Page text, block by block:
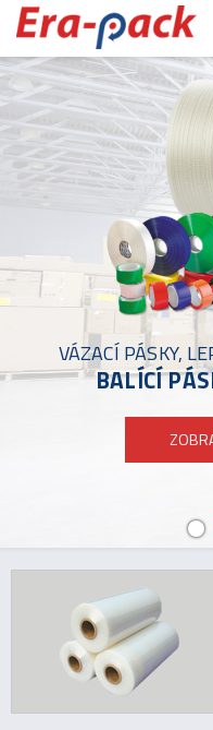
VÁZACÍ PÁSKY,
BALÍCÍ